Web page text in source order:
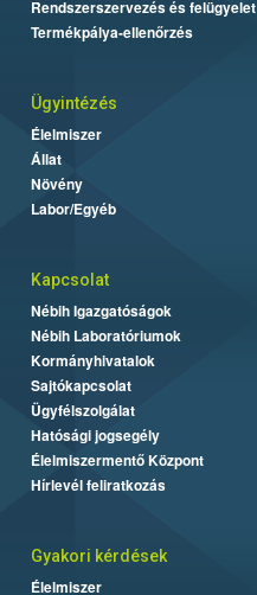
Rendszerszervezés és felügyelet
Termékpálya-ellenőrzés
Ügyintézés
Élelmiszer
Állat
Növény
Labor/Egyéb
Kapcsolat
Nébih Igazgatóságok
Nébih Laboratóriumok
Kormányhivatalok
Sajtókapcsolat
Ügyfélszolgálat
Hatósági jogsegély
Élelmiszermentő Központ
Hírlevél feliratkozás
Gyakori kérdések
Élelmiszer